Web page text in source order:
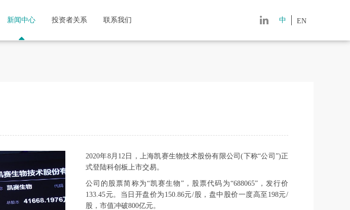
新闻中心 投资者关系 联系我们 中 EN
2020年8月12日，上海凯赛生物技术股份有限公司(下称“公司”)正
式登陆科创板上市交易。
公司的股票简称为“凯赛生物”，股票代码为“688065”，发行价
133.45元。当日开盘价为150.86元/股，盘中股价一度高至198元/
股，市值冲破800亿元。